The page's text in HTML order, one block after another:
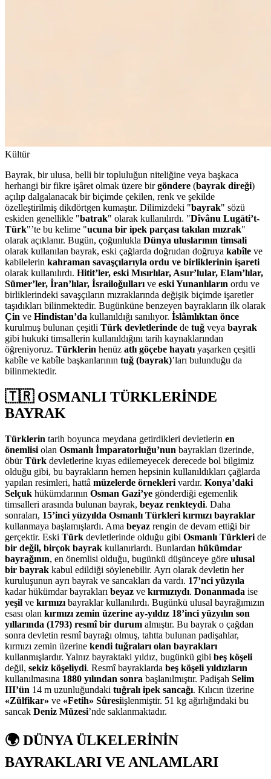
Kültür
Bayrak, bir ulusa, belli bir topluluğun niteliğine veya başkaca
herhangi bir fikre işâret olmak üzere birgöndere (bayrak direği)
açılıp dalgalanacak bir biçimde çekilen, renk ve şekilde
özelleştirilmiş dikdörtgen kumaştır. Dilimizdeki "bayrak" sözü
eskiden genellikle "batrak" olarak kullanılırdı. "Dîvânu Lugāti’t-
Türk"’te bu kelime "ucuna bir ipek parçası takılan mızrak"
olarak açıklanır. Bugün, çoğunlukla Dünya uluslarının timsali
olarak kullanılan bayrak, eski çağlarda doğrudan doğruya kabîle ve
kabilelerin kahraman savaşçılarıyla ordu ve birliklerinin işareti
olarak kullanılırdı. Hitit’ler, eski Mısırlılar, Asur’lular, Elam’lılar,
Sümer’ler, İran’lılar, İsrailoğullarıve eski Yunanlıların ordu ve
birliklerindeki savaşçıların mızraklarında değişik biçimde işaretler
taşıdıkları bilinmektedir. Bugünküne benzeyen bayrakların ilk olarak
Çin ve Hindistan’da kullanıldığı sanılıyor. İslâmlıktan önce
kurulmuş bulunan çeşitli Türk devletlerinde de tuğ veya bayrak
gibi hukuki timsallerin kullanıldığını tarih kaynaklarından
öğreniyoruz. Türklerin henüz atlı göçebe hayatıyaşarken çeşitli
kabîle ve kabîle başkanlarının tuğ (bayrak)’ları bulunduğu da
bilinmektedir.
🇹🇷 OSMANLI TÜRKLERİNDE
BAYRAK
Türklerin tarih boyunca meydana getirdikleri devletlerin en
önemlisi olan Osmanlı İmparatorluğu’nun bayrakları üzerinde,
öbürTürk devletlerine kıyas edilemeyecek derecede bol bilgimiz
olduğu gibi, bu bayrakların hemen hepsinin kullanıldıkları çağlarda
yapılan resimleri, hattâ müzelerde örnekleri vardır. Konya’daki
Selçuk hükümdarının Osman Gazi’ye gönderdiği egemenlik
timsalleri arasında bulunan bayrak, beyaz renkteydi. Daha
sonraları, 15’inci yüzyılda Osmanlı Türkleri kırmızı bayraklar
kullanmaya başlamışlardı. Ama beyaz rengin de devam ettiği bir
gerçektir. Eski Türk devletlerinde olduğu gibi Osmanlı Türkleri de
bir değil, birçok bayrak kullanırlardı. Bunlardan hükümdar
bayrağının, en önemlisi olduğu, bugünkü düşünceye göre ulusal
bir bayrak kabul edildiği söylenebilir. Ayrı olarak devletin her
kuruluşunun ayrı bayrak ve sancakları da vardı. 17’nci yüzyıla
kadar hükümdar bayrakları beyaz ve kırmızıydı. Donanmada ise
yeşil ve kırmızı bayraklar kullanılırdı. Bugünkü ulusal bayrağımızın
esası olan kırmızı zemin üzerine ay-yıldız 18’inci yüzyılın son
yıllarında (1793) resmî bir durum almıştır. Bu bayrak o çağdan
sonra devletin resmî bayrağı olmuş, tahtta bulunan padişahlar,
kırmızı zemin üzerine kendi tuğraları olan bayrakları
kullanmışlardır. Yalnız bayraktaki yıldız, bugünkü gibi beş köşeli
değil, sekiz köşeliydi. Resmî bayraklarda beş köşeli yıldızların
kullanılmasına 1880 yılından sonra başlanılmıştır. Padişah Selim
III’ün 14 m uzunluğundaki tuğralı ipek sancağı. Kılıcın üzerine
«Zülfikar» ve «Fetih» Sûresiişlenmiştir. 51 kg ağırlığındaki bu
sancak Deniz Müzesi’nde saklanmaktadır.
🌍 DÜNYA ÜLKELERİNİN
BAYRAKLARI VE ANLAMLARI